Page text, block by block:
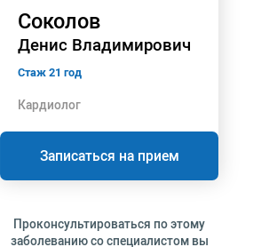
Соколов
Денис Владимирович
Стаж 21 год
Кардиолог
Записаться на прием
Проконсультироваться по этому
заболеванию со специалистом вы